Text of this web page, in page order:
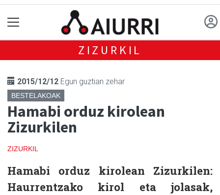
ZIZURKIL
2015/12/12 Egun guztian zehar
BESTELAKOAK
Hamabi orduz kirolean
Zizurkilen
ZIZURKIL
Hamabi orduz kirolean Zizurkilen:
Haurrentzako kirol eta jolasak,